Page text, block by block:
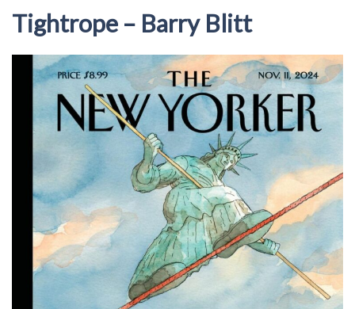
Tightrope – Barry Blitt